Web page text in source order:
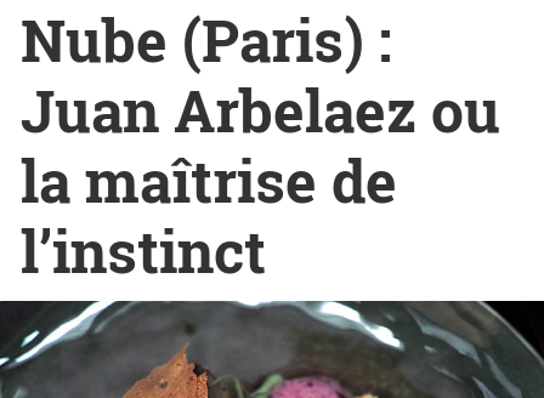
Nube (Paris) :
Juan Arbelaez ou
la maîtrise de
l’instinct